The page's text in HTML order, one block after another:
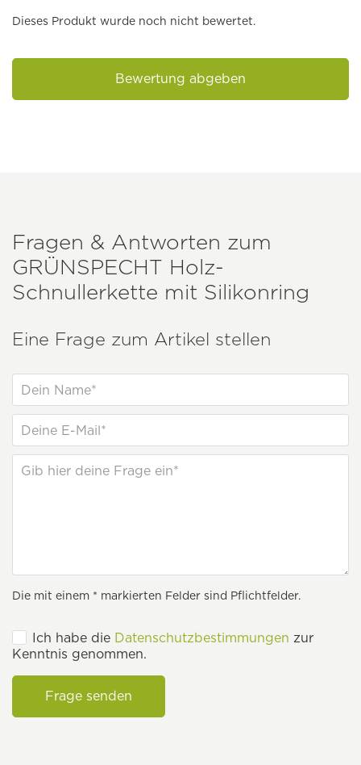
Dieses Produkt wurde noch nicht bewertet.
Bewertung abgeben
Fragen & Antworten zum
GRÜNSPECHT Holz-
Schnullerkette mit Silikonring
Eine Frage zum Artikel stellen
Die mit einem * markierten Felder sind Pflichtfelder.
Ich habe die Datenschutzbestimmungen zur
Kenntnis genommen.
Frage senden